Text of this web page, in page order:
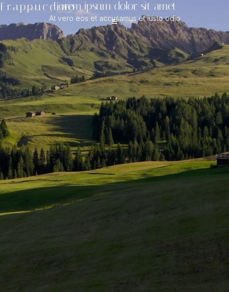
FrappuccinoLorem ipsum dolor sit amet
At vero eos et accusamus et iusto odio